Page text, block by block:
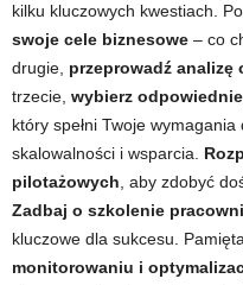
kilku kluczowych kwestiach.
swoje cele biznesowe – co
drugie, przeprowadź
trzecie, wybierz
który spełni Twoje
skalowalności i wsparcia.
pilotażowych , aby zdobyć
Zadbaj o szkolenie
kluczowe dla sukcesu.
monitorowaniu i